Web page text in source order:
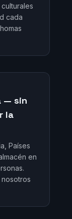
cada
— sin
la
Países
en